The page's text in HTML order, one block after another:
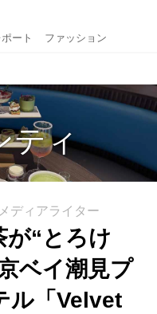
ポート ファッション
ティ
ディアライター
が“とろけ
ベイ潮見プ
ル「Velvet